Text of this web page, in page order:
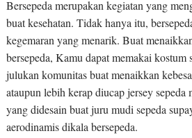
Bersepeda merupakan kegiatan yang
buat kesehatan. Tidak hanya itu,
kegemaran yang menarik. Buat
bersepeda, Kamu dapat memakai kostum
julukan komunitas buat menaikkan
ataupun lebih kerap diucap jersey sepeda
yang didesain buat juru mudi sepeda
aerodinamis dikala bersepeda.